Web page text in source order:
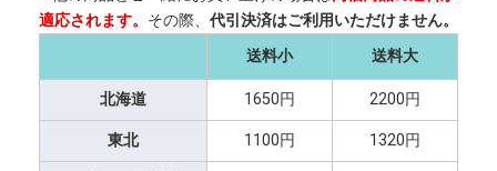
適応されます。 その際、 代引決済はご利用いただけません。
送料小
送料大
北海道 1650円 2200円
東北 1100円 1320円